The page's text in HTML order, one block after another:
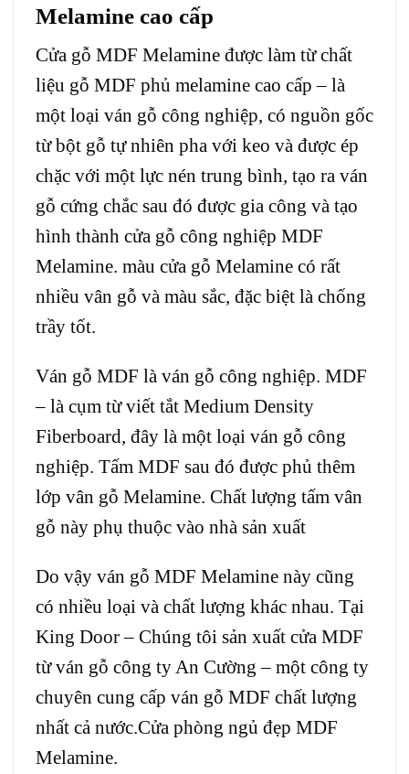
Melamine cao cấp
Cửa gỗ MDF Melamine được làm từ chất
liệu gỗ MDF phủ melamine cao cấp – là
một loại ván gỗ công nghiệp, có nguồn gốc
từ bột gỗ tự nhiên pha với keo và được ép
chặc với một lực nén trung bình, tạo ra ván
gỗ cứng chắc sau đó được gia công và tạo
hình thành cửa gỗ công nghiệp MDF
Melamine. màu cửa gỗ Melamine có rất
nhiều vân gỗ và màu sắc, đặc biệt là chống
trầy tốt.
Ván gỗ MDF là ván gỗ công nghiệp. MDF
– là cụm từ viết tắt Medium Density
Fiberboard, đây là một loại ván gỗ công
nghiệp. Tấm MDF sau đó được phủ thêm
lớp vân gỗ Melamine. Chất lượng tấm vân
gỗ này phụ thuộc vào nhà sản xuất
Do vậy ván gỗ MDF Melamine này cũng
có nhiều loại và chất lượng khác nhau. Tại
King Door – Chúng tôi sản xuất cửa MDF
từ ván gỗ công ty An Cường – một công ty
chuyên cung cấp ván gỗ MDF chất lượng
nhất cả nước.Cửa phòng ngủ đẹp MDF
Melamine.